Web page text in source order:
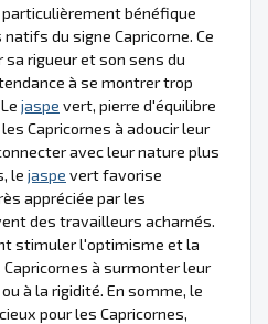
bénéfique
natifs du signe Capricorne. Ce
sa rigueur et son sens du
à se montrer trop
jaspe vert, pierre d'équilibre
Capricornes à adoucir leur
avec leur nature plus
le jaspe vert favorise
appréciée par les
des travailleurs acharnés.
stimuler l'optimisme et la
à surmonter leur
à la rigidité. En somme, le
pour les Capricornes,